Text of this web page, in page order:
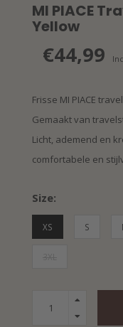
MI PIACE
Yellow
€44,99
Frisse MI PIACE
Gemaakt van
Licht, ademend en
comfortabele en
Size:
XS S